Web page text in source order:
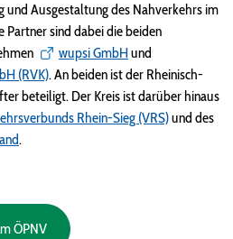
und Ausgestaltung des Nahverkehrs im
Partner sind dabei die beiden
wupsi GmbHund
(RVK). An beiden ist der Rheinisch-
beteiligt. Der Kreis ist darüber hinaus
Rhein-Sieg (VRS)und des
.
ÖPNV